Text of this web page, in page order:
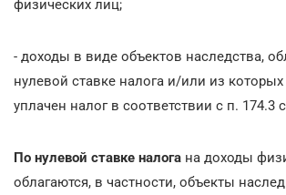
физических лиц;
- доходы в виде объектов наследства,
нулевой ставке налога и/или из
уплачен налог в соответствии с п. 174.3
По нулевой ставке налога на доходы
облагаются, в частности, объекты